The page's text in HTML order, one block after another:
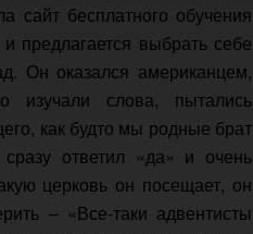
сайт бесплатного обучения
предлагается выбрать себе
Он оказался американцем,
слова, пытались
как будто мы родные брат
ответил «да» и очень
церковь он посещает, он
– «Все-таки адвентисты